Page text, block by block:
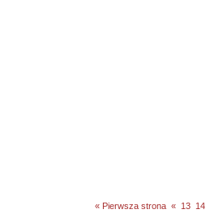
« Pierwsza strona « 13 14